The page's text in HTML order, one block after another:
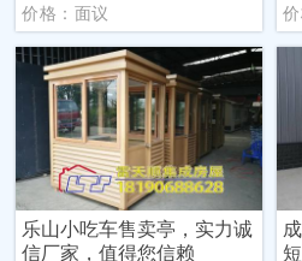
价格：面议
乐山小吃车售卖亭，实力诚
信厂家，值得您信赖